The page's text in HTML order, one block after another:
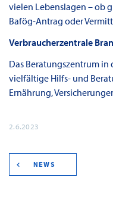
vielen Lebenslagen – ob
Bafög-Antrag oder
Verbraucherzentrale
Das Beratungszentrum
vielfältige Hilfs- und
Ernährung,
2.6.2023
NEWS